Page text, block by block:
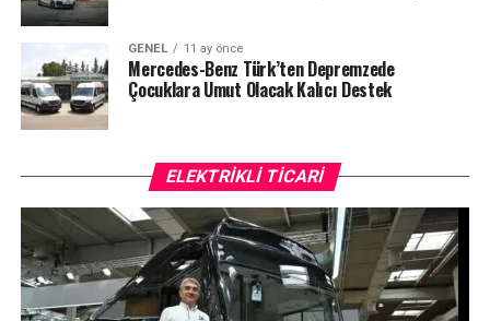
GENEL 11 ay önce
Mercedes-Benz Türk’ten Depremzede
Çocuklara Umut Olacak Kalıcı Destek
ELEKTRIKLI TICARI